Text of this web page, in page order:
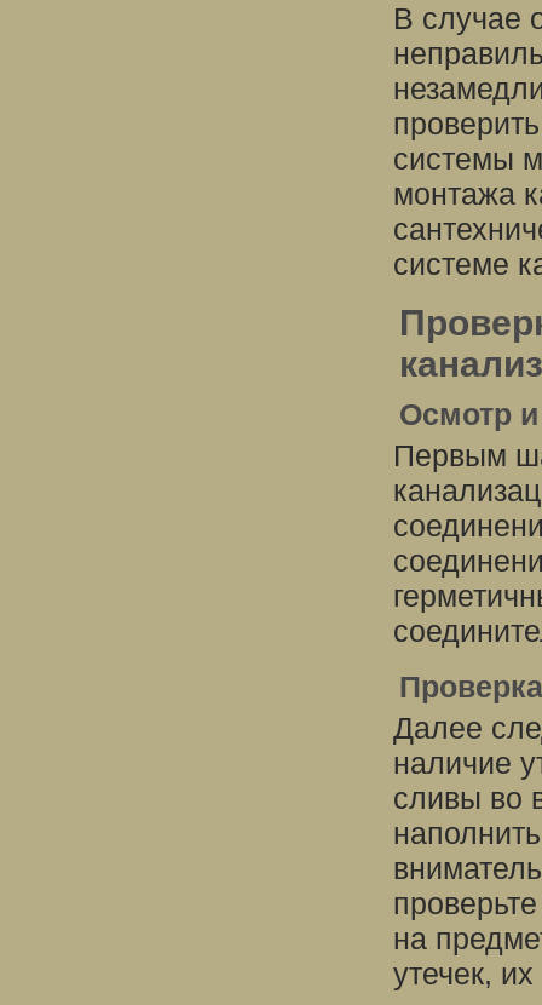
В случае
системы
монтажа
системе
Осмотр
Первым
Далее
наличие
сливы во
на
утечек,